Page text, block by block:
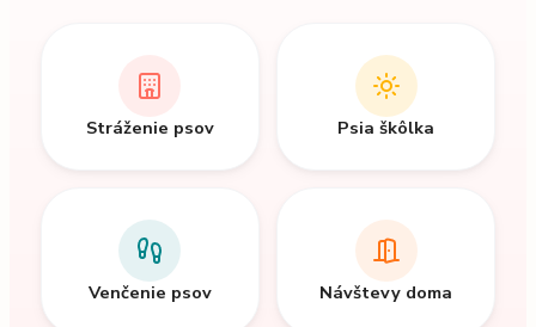
Stráženie psov Psia škôlka
Venčenie psov Návštevy doma